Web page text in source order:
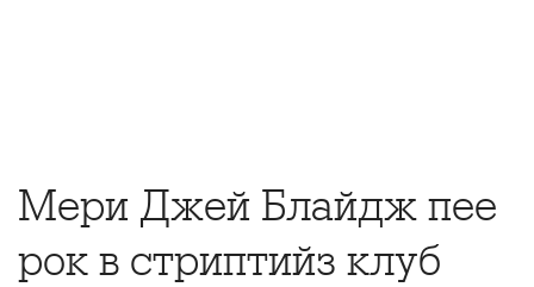
Мери Джей Блайдж пее
рок в стриптийз клуб